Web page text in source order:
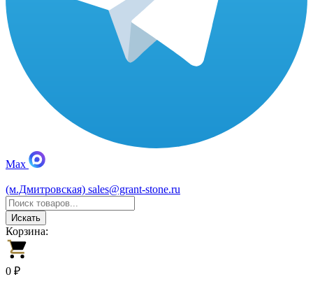
Max
(м.Дмитровская) sales@grant-stone.ru
Искать
Корзина:
0 ₽